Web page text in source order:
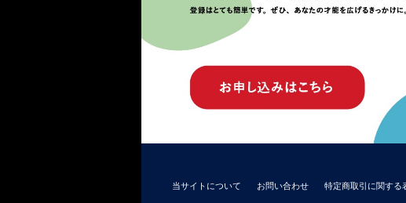
当サイトについて お問い合わせ 特定商取引に関する